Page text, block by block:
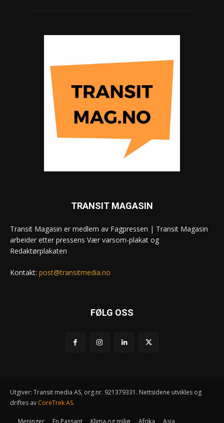
TRANSIT MAGASIN
Transit Magasin er medlem av Fagpressen | Transit Magasin
arbeider etter pressens Vær varsom-plakat og
Redaktørplakaten
Kontakt: post@transitmedia.no
FØLG OSS
Utgiver: Transit media AS, org.nr. 921379331. Nettsidene utvikles og
driftes av CoreTrek AS.